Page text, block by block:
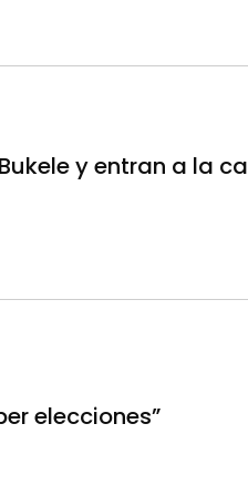
y entran a la
elecciones”